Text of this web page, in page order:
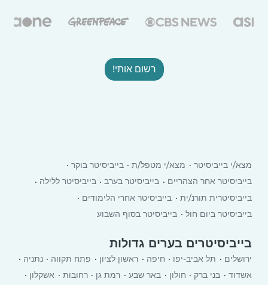
רשום אותי!
מצא/י בייביסיטר מצא/י מטפל/ת
בייביסיטר בוקר
בייביסיטר אחר הצהריים
בייביסיטר בערב
בייביסיטר ללילה
בייביסיטרית תורנ/ית
בייביסיטר אחרי הלימודים
בייביסיטר ביום חול
בייביסיטר בסוף השבוע
בייביסיטרים בערים גדולות
ירושלים תל אביב-יפו חיפה ראשון לציון פתח תקווה
נתניה
אשדוד
בני ברק חולון באר שבע רמת גן רחובות
אשקלון